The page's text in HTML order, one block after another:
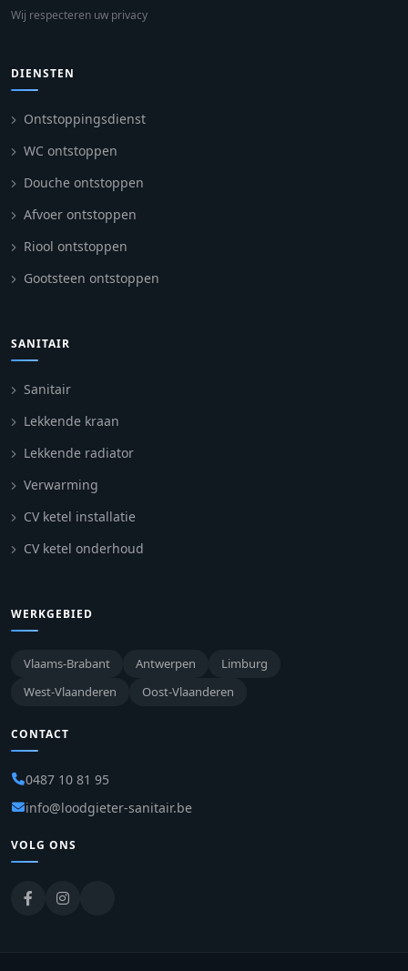
Wij respecteren uw privacy
DIENSTEN
Ontstoppingsdienst
WC ontstoppen
Douche ontstoppen
Afvoer ontstoppen
Riool ontstoppen
Gootsteen ontstoppen
SANITAIR
Sanitair
Lekkende kraan
Lekkende radiator
Verwarming
CV ketel installatie
CV ketel onderhoud
WERKGEBIED
Vlaams-Brabant Antwerpen
Limburg
West-Vlaanderen
Oost-Vlaanderen
CONTACT
0487 10 81 95
info@loodgieter-sanitair.be
VOLG ONS